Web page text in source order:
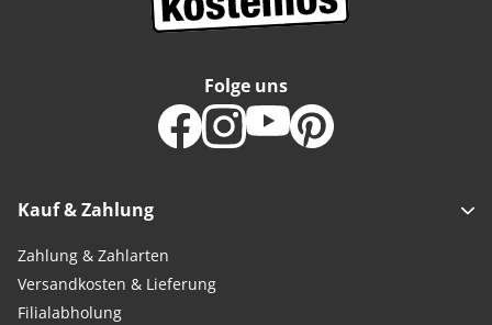
Kauf & Zahlung
Zahlung & Zahlarten
Versandkosten & Lieferung
Filialabholung
Folge uns